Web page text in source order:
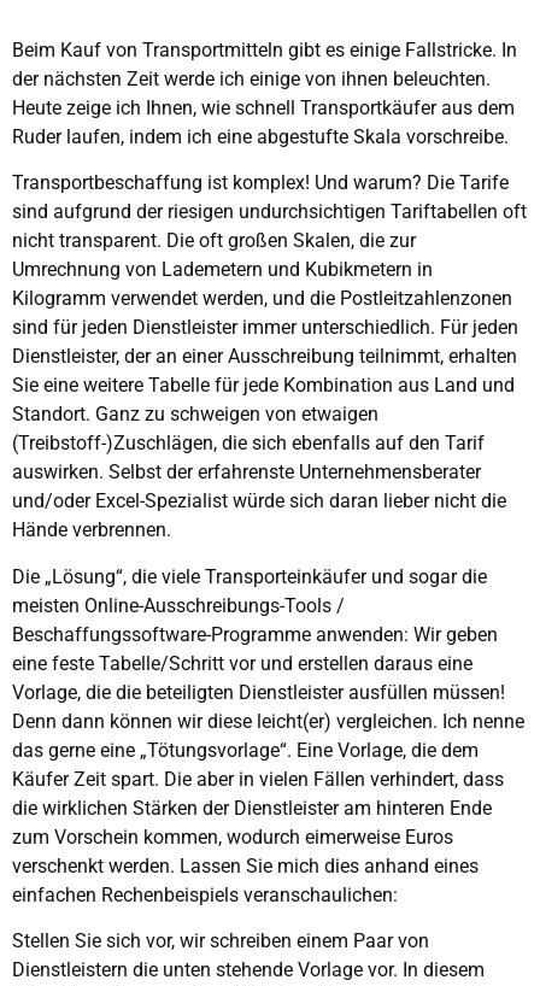
Beim Kauf von Transportmitteln gibt es einige Fallstricke. In
der nächsten Zeit werde ich einige von ihnen beleuchten.
Heute zeige ich Ihnen, wie schnell Transportkäufer aus dem
Ruder laufen, indem ich eine abgestufte Skala vorschreibe.
Transportbeschaffung ist komplex! Und warum? Die Tarife
sind aufgrund der riesigen undurchsichtigen Tariftabellen oft
nicht transparent. Die oft großen Skalen, die zur
Umrechnung von Lademetern und Kubikmetern in
Kilogramm verwendet werden, und die Postleitzahlenzonen
sind für jeden Dienstleister immer unterschiedlich. Für jeden
Dienstleister, der an einer Ausschreibung teilnimmt, erhalten
Sie eine weitere Tabelle für jede Kombination aus Land und
Standort. Ganz zu schweigen von etwaigen
(Treibstoff-)Zuschlägen, die sich ebenfalls auf den Tarif
auswirken. Selbst der erfahrenste Unternehmensberater
und/oder Excel-Spezialist würde sich daran lieber nicht die
Hände verbrennen.
Die „Lösung“, die viele Transporteinkäufer und sogar die
meisten Online-Ausschreibungs-Tools /
Beschaffungssoftware-Programme anwenden: Wir geben
eine feste Tabelle/Schritt vor und erstellen daraus eine
Vorlage, die die beteiligten Dienstleister ausfüllen müssen!
Denn dann können wir diese leicht(er) vergleichen. Ich nenne
das gerne eine „Tötungsvorlage“. Eine Vorlage, die dem
Käufer Zeit spart. Die aber in vielen Fällen verhindert, dass
die wirklichen Stärken der Dienstleister am hinteren Ende
zum Vorschein kommen, wodurch eimerweise Euros
verschenkt werden. Lassen Sie mich dies anhand eines
einfachen Rechenbeispiels veranschaulichen:
Stellen Sie sich vor, wir schreiben einem Paar von
Dienstleistern die unten stehende Vorlage vor. In diesem